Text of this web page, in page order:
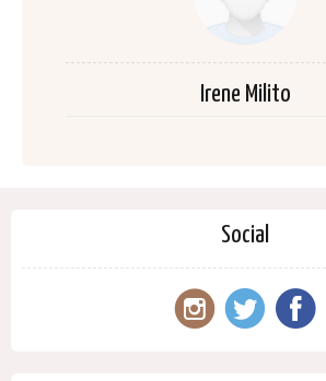
Irene Milito
Social